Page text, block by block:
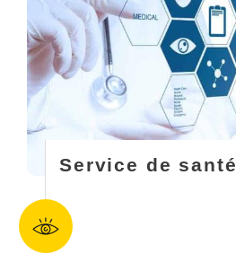
Service de santé